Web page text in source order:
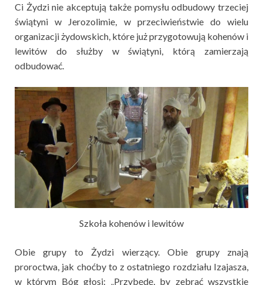
Ci Żydzi nie akceptują także pomysłu odbudowy trzeciej
świątyni w Jerozolimie, w przeciwieństwie do wielu
organizacji żydowskich, które już przygotowują kohenów i
lewitów do służby w świątyni, którą zamierzają
odbudować.
Szkoła kohenów i lewitów
Obie grupy to Żydzi wierzący. Obie grupy znają
proroctwa, jak choćby to z ostatniego rozdziału Izajasza,
w którym Bóg głosi: „Przybędę, by zebrać wszystkie